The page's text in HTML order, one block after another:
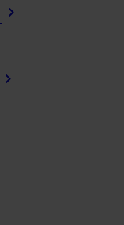
chevron_right
chevron_right